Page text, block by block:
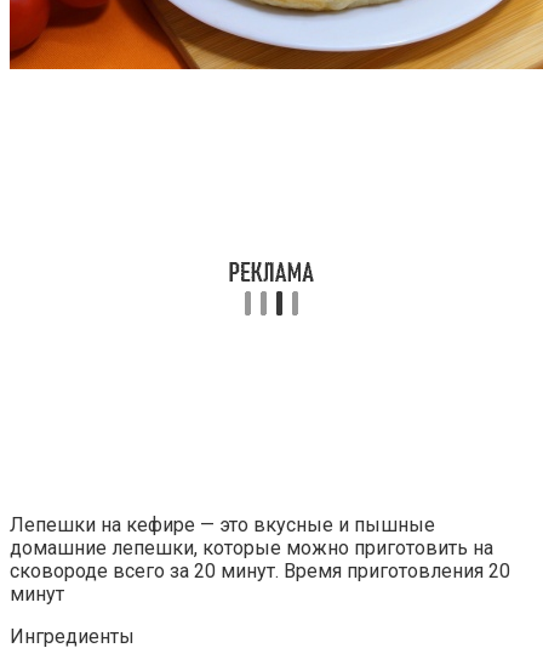
Лепешки на кефире — это вкусные и пышные
домашние лепешки, которые можно приготовить на
сковороде всего за 20 минут. Время приготовления 20
минут
Ингредиенты